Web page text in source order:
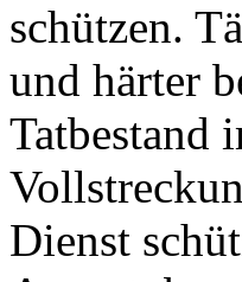
schützen.
und härter
Tatbestand
Dienst